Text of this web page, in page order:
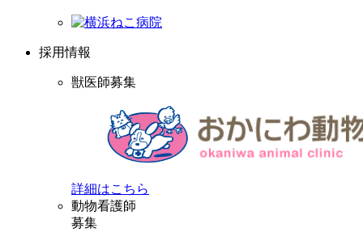
採用情報
獣医師募集
詳細はこちら
動物看護師
募集